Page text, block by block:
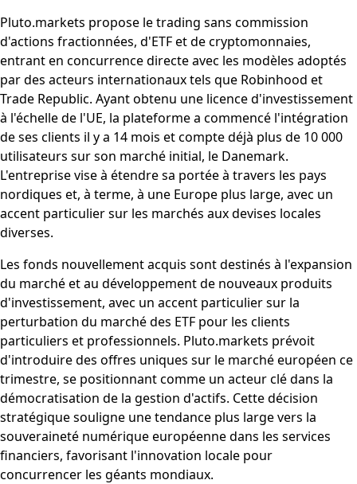
Pluto.markets propose le trading sans commission
d'actions fractionnées, d'ETF et de cryptomonnaies,
entrant en concurrence directe avec les modèles adoptés
par des acteurs internationaux tels que Robinhood et
Trade Republic. Ayant obtenu une licence d'investissement
à l'échelle de l'UE, la plateforme a commencé l'intégration
de ses clients il y a 14 mois et compte déjà plus de 10 000
utilisateurs sur son marché initial, le Danemark.
L'entreprise vise à étendre sa portée à travers les pays
nordiques et, à terme, à une Europe plus large, avec un
accent particulier sur les marchés aux devises locales
diverses.
Les fonds nouvellement acquis sont destinés à l'expansion
du marché et au développement de nouveaux produits
d'investissement, avec un accent particulier sur la
perturbation du marché des ETF pour les clients
particuliers et professionnels. Pluto.markets prévoit
d'introduire des offres uniques sur le marché européen ce
trimestre, se positionnant comme un acteur clé dans la
démocratisation de la gestion d'actifs. Cette décision
stratégique souligne une tendance plus large vers la
souveraineté numérique européenne dans les services
financiers, favorisant l'innovation locale pour
concurrencer les géants mondiaux.